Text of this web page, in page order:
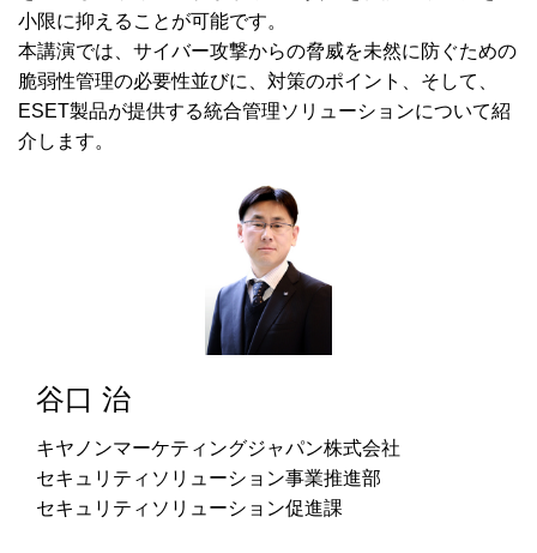
小限に抑えることが可能です。
本講演では、サイバー攻撃からの脅威を未然に防ぐための
脆弱性管理の必要性並びに、対策のポイント、そして、
ESET製品が提供する統合管理ソリューションについて紹
介します。
谷口 治
キヤノンマーケティングジャパン株式会社
セキュリティソリューション事業推進部
セキュリティソリューション促進課